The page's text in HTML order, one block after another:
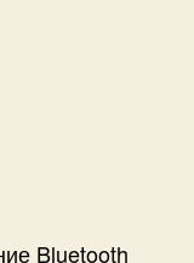
Bluetooth